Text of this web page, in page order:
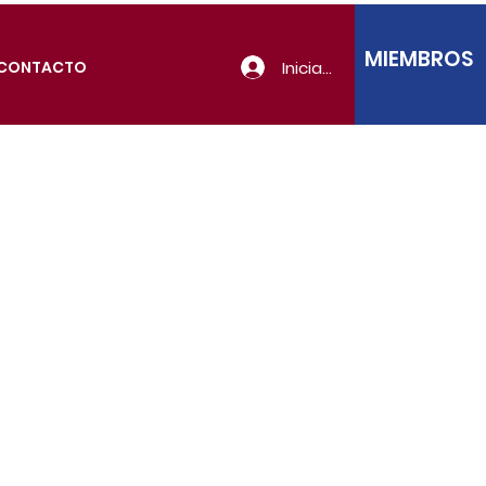
Iniciar sesiónMIEMBROS